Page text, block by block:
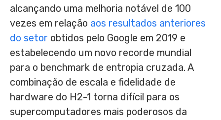
alcançando uma melhoria notável de 100
vezes em relação aos resultados anteriores
do setor obtidos pelo Google em 2019 e
estabelecendo um novo recorde mundial
para o benchmark de entropia cruzada. A
combinação de escala e fidelidade de
hardware do H2-1 torna difícil para os
supercomputadores mais poderosos da